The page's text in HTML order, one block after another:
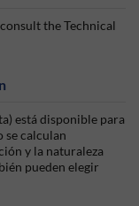
the Technical
está disponible para
se calculan
y la naturaleza
pueden elegir